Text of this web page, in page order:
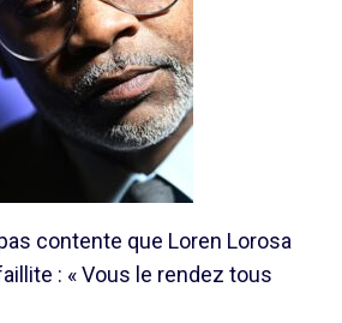
contente que Loren Lorosa
: « Vous le rendez tous